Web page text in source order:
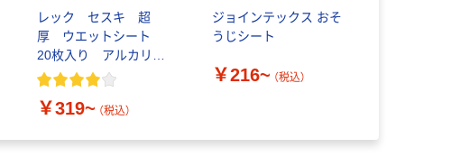
レック セスキ 超
厚 ウエットシート
20枚入り アルカリ電
解水使用 二度拭き不
ニング
￥319~ （税込）
ジョインテックス おそ
うじシート
￥216~ （税込）